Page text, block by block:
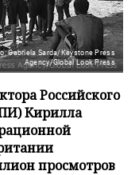
Gabriela Sarda/Keystone Press
Agency/Global Look Press
Российского
Кирилла
просмотров